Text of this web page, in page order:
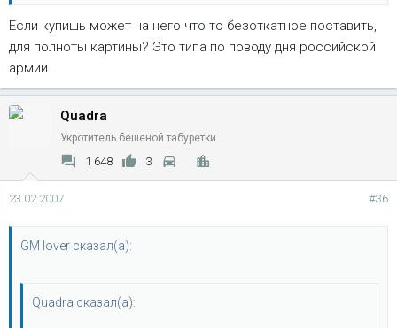
Если купишь может на него что то безоткатное поставить,
для полноты картины? Это типа по поводу дня российской
армии.
Quadra
Укротитель бешеной табуретки
1 648 3
23.02.2007 #36
GM lover сказал(а):
Quadra сказал(а):